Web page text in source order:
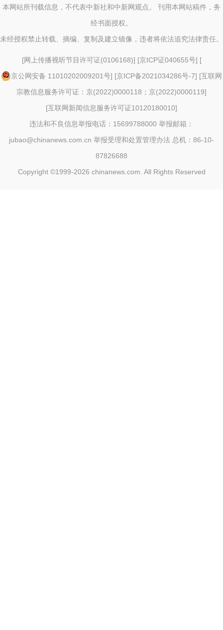
本网站所刊载信息，不代表中新社和中新网观点。 刊用本网站稿件，务
经书面授权。
未经授权禁止转载、摘编、复制及建立镜像，违者将依法追究法律责任。
[网上传播视听节目许可证(0106168)] [京ICP证040655号] [
京公网安备 11010202009201号] [京ICP备2021034286号-7] [互联网
宗教信息服务许可证：京(2022)0000118；京(2022)0000119]
[互联网新闻信息服务许可证10120180010]
违法和不良信息举报电话：15699788000 举报邮箱：
jubao@chinanews.com.cn 举报受理和处置管理办法 总机：86-10-
87826688
Copyright ©1999-2026 chinanews.com. All Rights Reserved